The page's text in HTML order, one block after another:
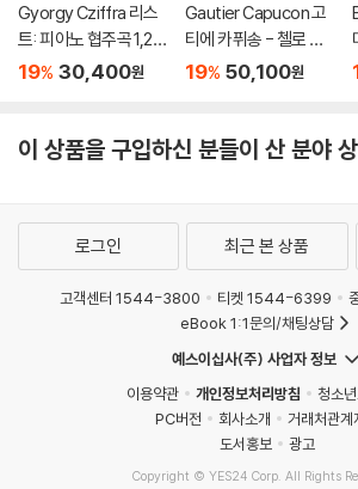
Gyorgy Cziffra 리스
트: 피아노 협주곡 1,2번
(Liszt: Piano Concer
19% 30,400원
Gautier Capucon 고
티에 카퓌송 - 첼로 소
품집 '인투이션' (Intuiti
19% 50,100원
이 상품을 구입하신 분들이 산 분야
로그인 최근 본 상품
고객센터 1544-3800 티켓 1544-6399
eBook 1:1문의/채팅상담
예스이십사(주) 사업자 정보
이용약관
개인정보처리방침
청소
PC버전
회사소개
거래처관계
도서홍보
광고
Copyright © YES24 Corp. All Rights